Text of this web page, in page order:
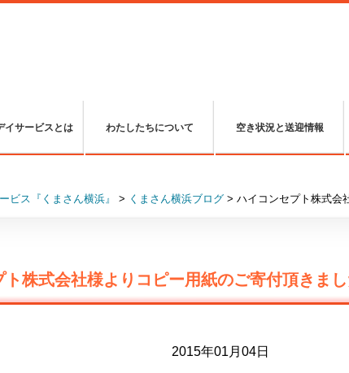
イサービスとは わたしたちについて 空き状況と送迎情報
ビス『くまさん横浜』 > くまさん横浜ブログ > ハイコンセプト株式会
ト株式会社様よりコピー用紙のご寄付頂きま
2015年01月04日